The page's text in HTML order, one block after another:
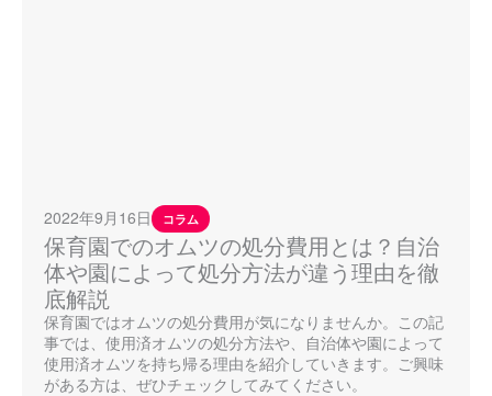
2022年9月16日 コラム
保育園でのオムツの処分費用とは？自治
体や園によって処分方法が違う理由を徹
底解説
保育園ではオムツの処分費用が気になりませんか。この記
事では、使用済オムツの処分方法や、自治体や園によって
使用済オムツを持ち帰る理由を紹介していきます。ご興味
がある方は、ぜひチェックしてみてください。